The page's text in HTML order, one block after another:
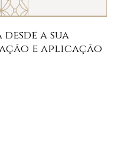
a sua
e aplicação